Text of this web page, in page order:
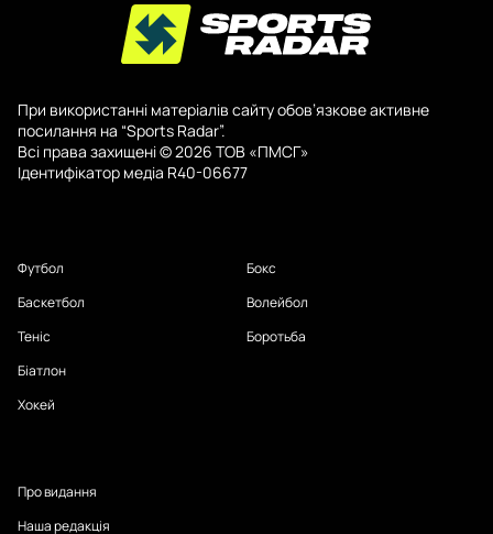
При використанні матеріалів сайту обов’язкове активне
посилання на “Sports Radar”.
Всі права захищені © 2026 ТОВ «ПМСГ»
Ідентифікатор медіа R40-06677
Футбол
Баскетбол
Теніс
Біатлон
Хокей
Бокс
Волейбол
Боротьба
Про видання
Наша редакція